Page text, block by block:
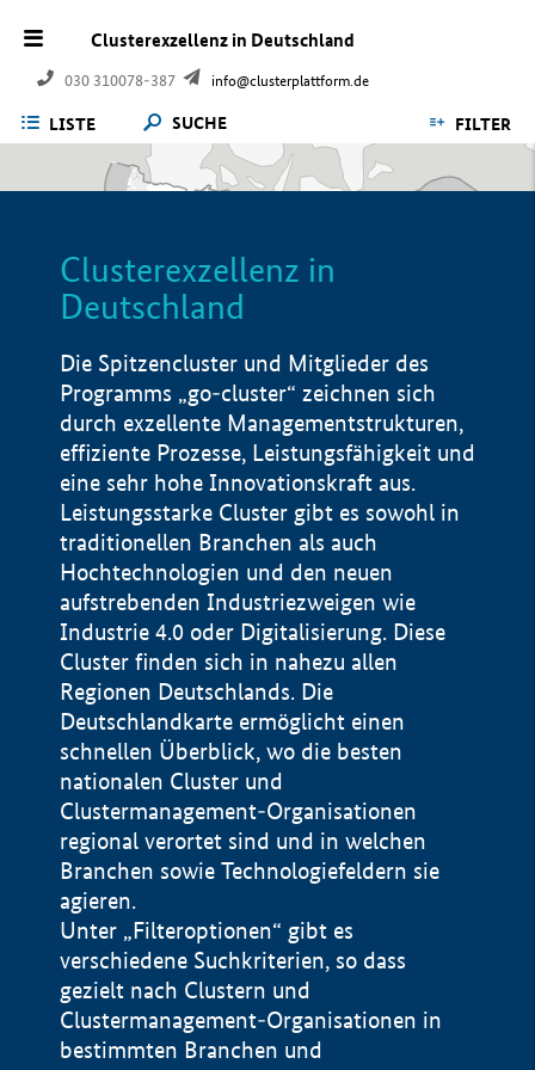
Clusterexzellenz in Deutschland
030 310078-387 info@clusterplattform.de
LISTE SUCHE FILTER
Clusterexzellenz in
Deutschland
Die Spitzencluster und Mitglieder des
Programms „go-cluster“ zeichnen sich
durch exzellente Managementstrukturen,
effiziente Prozesse, Leistungsfähigkeit und
eine sehr hohe Innovationskraft aus.
Leistungsstarke Cluster gibt es sowohl in
traditionellen Branchen als auch
Hochtechnologien und den neuen
aufstrebenden Industriezweigen wie
Industrie 4.0 oder Digitalisierung. Diese
Cluster finden sich in nahezu allen
Regionen Deutschlands. Die
Deutschlandkarte ermöglicht einen
schnellen Überblick, wo die besten
nationalen Cluster und
Clustermanagement-Organisationen
regional verortet sind und in welchen
Branchen sowie Technologiefeldern sie
agieren.
Unter „Filteroptionen“ gibt es
verschiedene Suchkriterien, so dass
gezielt nach Clustern und
Clustermanagement-Organisationen in
bestimmten Branchen und
Impressum
Datenschutzerklärung
BMWE, 2026 ©
100 km © Geobasis-DE / BKG 2015